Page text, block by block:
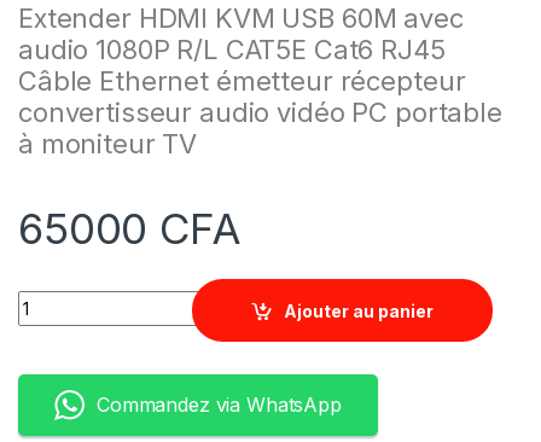
Extender HDMI KVM USB 60M avec
audio 1080P R/L CAT5E Cat6 RJ45
Câble Ethernet émetteur récepteur
convertisseur audio vidéo PC portable
à moniteur TV
65000 CFA
Quantity
Ajouter au panier
Commandez via WhatsApp